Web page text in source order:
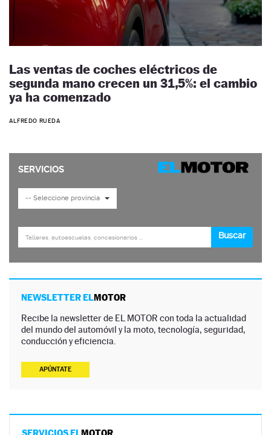
Las ventas de coches eléctricos de
segunda mano crecen un 31,5%: el cambio
ya ha comenzado
ALFREDO RUEDA
NEWSLETTER ELMOTOR
Recibe la newsletter de EL MOTOR con toda la actualidad
del mundo del automóvil y la moto, tecnología, seguridad,
conducción y eficiencia.
APÚNTATE
SERVICIOS ELMOTOR